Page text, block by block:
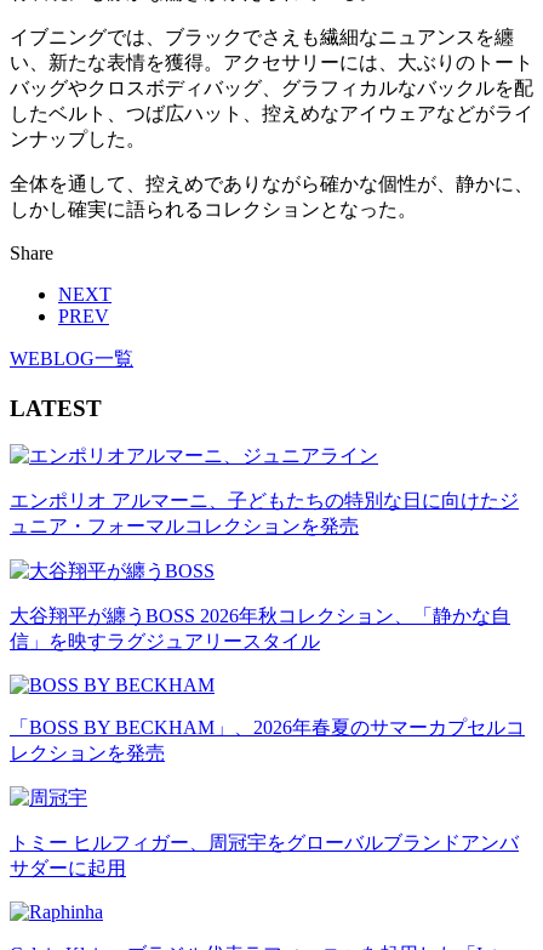
イブニングでは、ブラックでさえも繊細なニュアンスを纏
い、新たな表情を獲得。アクセサリーには、大ぶりのトート
バッグやクロスボディバッグ、グラフィカルなバックルを配
したベルト、つば広ハット、控えめなアイウェアなどがライ
ンナップした。
全体を通して、控えめでありながら確かな個性が、静かに、
しかし確実に語られるコレクションとなった。
Share
NEXT
PREV
WEBLOG一覧
LATEST
エンポリオ アルマーニ、子どもたちの特別な日に向けたジ
ュニア・フォーマルコレクションを発売
大谷翔平が纏うBOSS 2026年秋コレクション、「静かな自
信」を映すラグジュアリースタイル
「BOSS BY BECKHAM」、2026年春夏のサマーカプセルコ
レクションを発売
トミー ヒルフィガー、周冠宇をグローバルブランドアンバ
サダーに起用